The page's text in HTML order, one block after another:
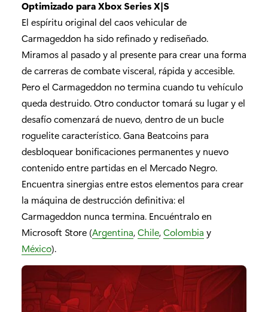
Optimizado para Xbox Series X|S
El espíritu original del caos vehicular de
Carmageddon ha sido refinado y rediseñado.
Miramos al pasado y al presente para crear una forma
de carreras de combate visceral, rápida y accesible.
Pero el Carmageddon no termina cuando tu vehículo
queda destruido. Otro conductor tomará su lugar y el
desafío comenzará de nuevo, dentro de un bucle
roguelite característico. Gana Beatcoins para
desbloquear bonificaciones permanentes y nuevo
contenido entre partidas en el Mercado Negro.
Encuentra sinergias entre estos elementos para crear
la máquina de destrucción definitiva: el
Carmageddon nunca termina. Encuéntralo en
Microsoft Store (Argentina,Chile,Colombia y
México).